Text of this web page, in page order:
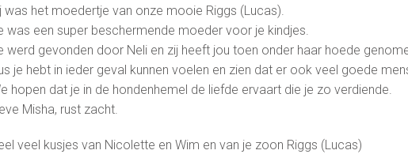
was het moedertje van onze mooie Riggs (Lucas).
was een super beschermende moeder voor je kindjes.
werd gevonden door Neli en zij heeft jou toen onder haar hoede
je hebt in ieder geval kunnen voelen en zien dat er ook veel goede
hopen dat je in de hondenhemel de liefde ervaart die je zo verdiende.
Misha, rust zacht.
veel kusjes van Nicolette en Wim en van je zoon Riggs (Lucas)